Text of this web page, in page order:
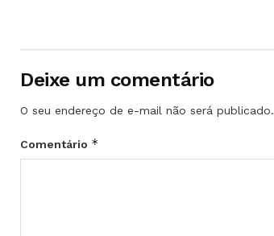
Deixe um comentário
O seu endereço de e-mail não será publicado.
Comentário *